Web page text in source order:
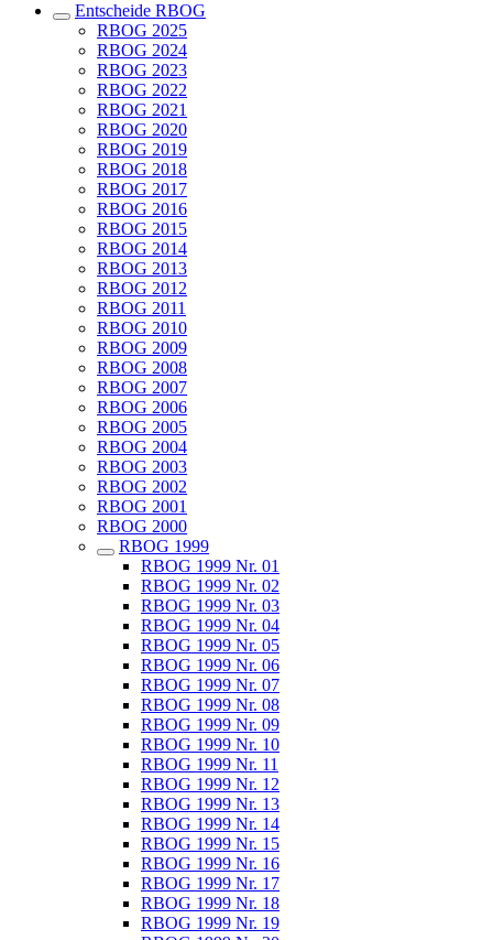
Entscheide RBOG
RBOG 2025
RBOG 2024
RBOG 2023
RBOG 2022
RBOG 2021
RBOG 2020
RBOG 2019
RBOG 2018
RBOG 2017
RBOG 2016
RBOG 2015
RBOG 2014
RBOG 2013
RBOG 2012
RBOG 2011
RBOG 2010
RBOG 2009
RBOG 2008
RBOG 2007
RBOG 2006
RBOG 2005
RBOG 2004
RBOG 2003
RBOG 2002
RBOG 2001
RBOG 2000
RBOG 1999
RBOG 1999 Nr. 01
RBOG 1999 Nr. 02
RBOG 1999 Nr. 03
RBOG 1999 Nr. 04
RBOG 1999 Nr. 05
RBOG 1999 Nr. 06
RBOG 1999 Nr. 07
RBOG 1999 Nr. 08
RBOG 1999 Nr. 09
RBOG 1999 Nr. 10
RBOG 1999 Nr. 11
RBOG 1999 Nr. 12
RBOG 1999 Nr. 13
RBOG 1999 Nr. 14
RBOG 1999 Nr. 15
RBOG 1999 Nr. 16
RBOG 1999 Nr. 17
RBOG 1999 Nr. 18
RBOG 1999 Nr. 19